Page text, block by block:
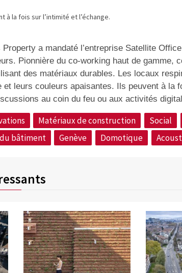
à la fois sur l’intimité et l’échange.
a mandaté l’entreprise Satellite
Pionnière du co-working haut de gamme,
des matériaux durables. Les locaux
et leurs couleurs apaisantes. Ils peuvent à la
au coin du feu ou aux activités
Matériaux de construction Social
bâtiment Genève Domotique